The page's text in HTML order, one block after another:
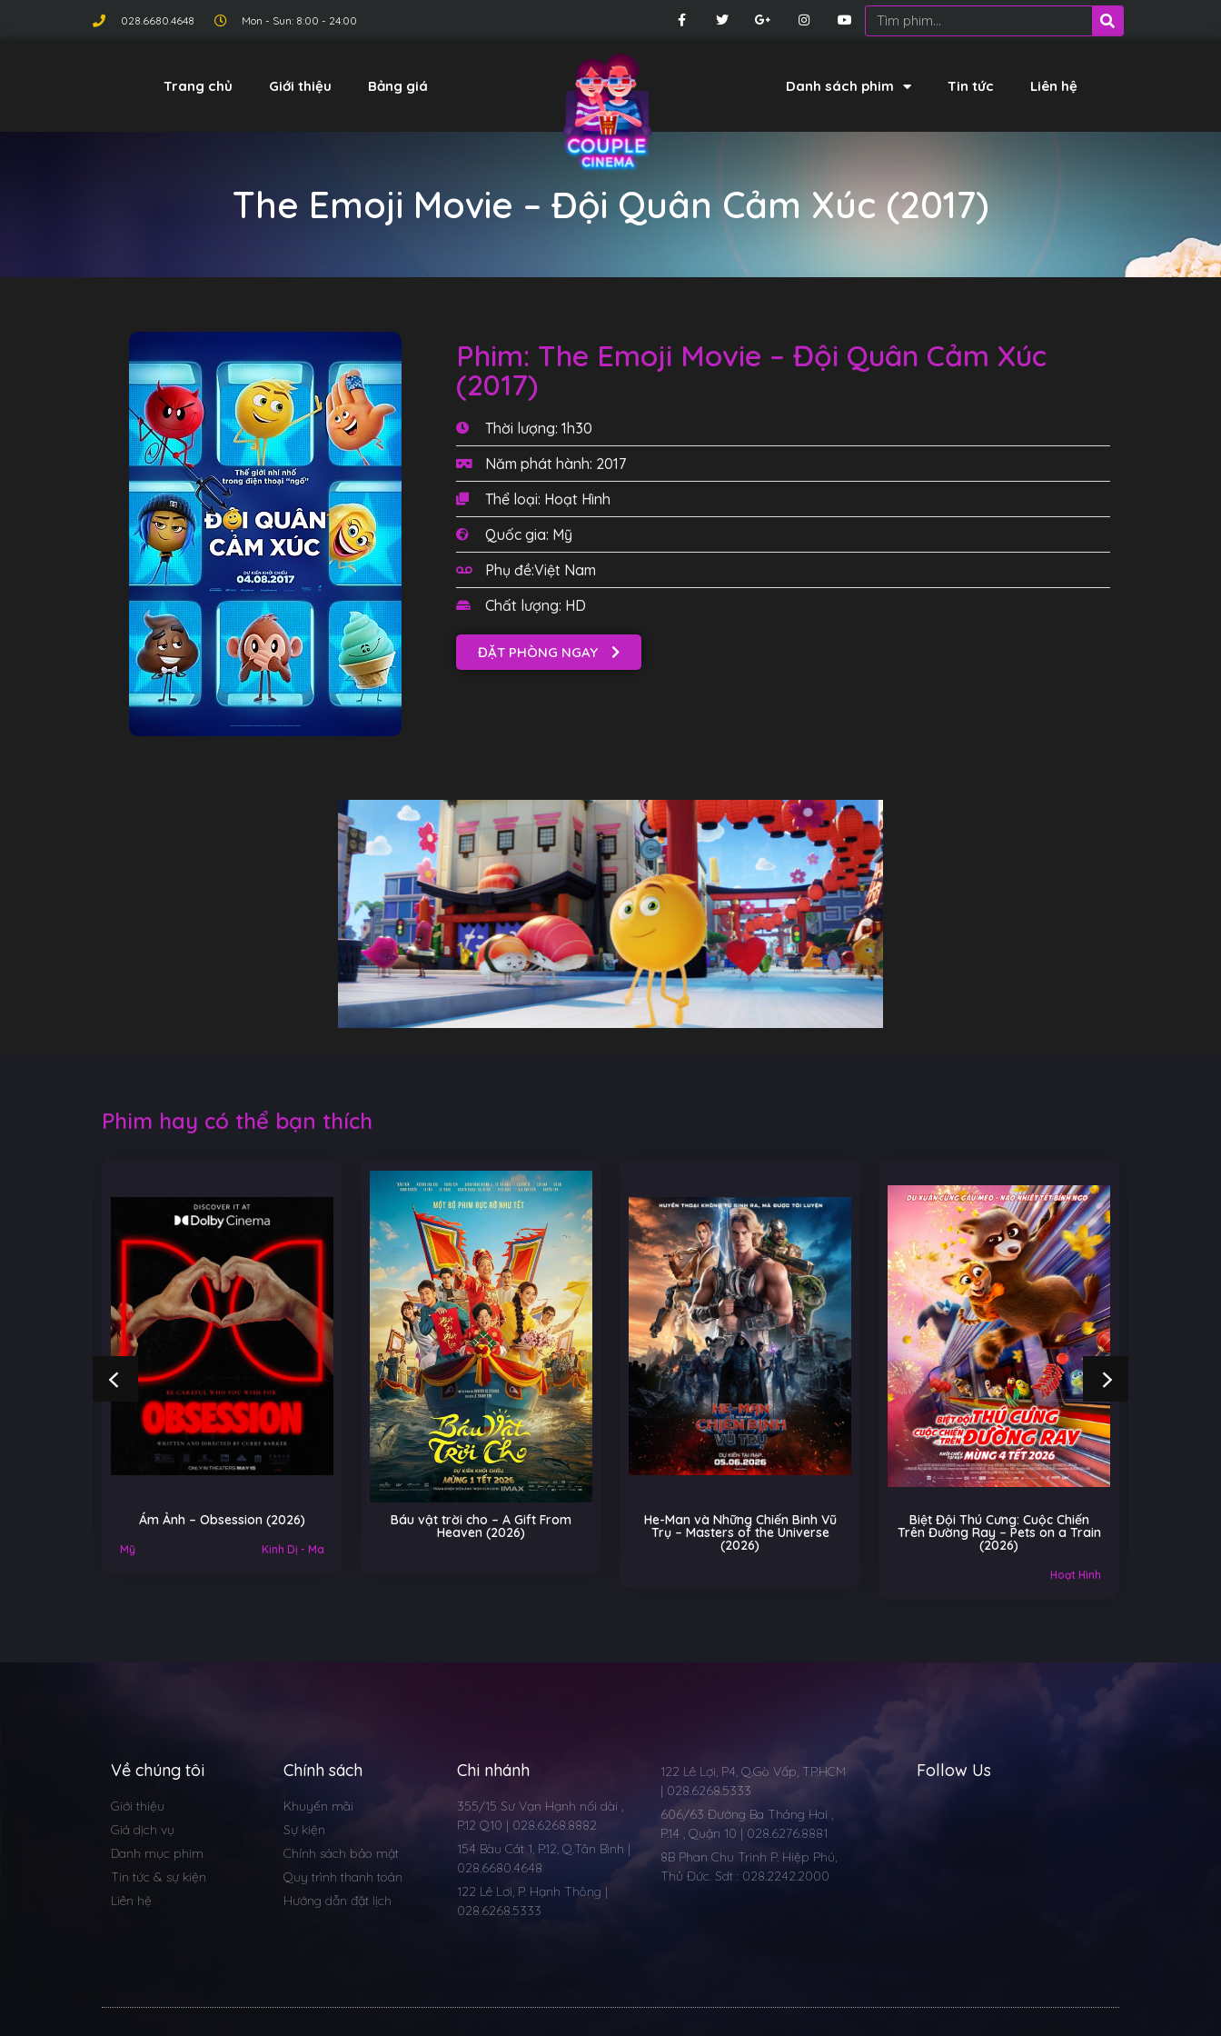
028.6680.4648 Mon - Sun: 8:00 - 24:00
Trang chủ Giới thiệu Bảng giá Danh sách phim Tin tức Liên hệ
The Emoji Movie – Đội Quân Cảm Xúc (2017)
Phim: The Emoji Movie – Đội Quân Cảm Xúc
(2017)
Thời lượng: 1h30
Năm phát hành: 2017
Thể loại: Hoạt Hình
Quốc gia: Mỹ
Phụ đề:Việt Nam
Chất lượng: HD
ĐẶT PHÒNG NGAY
Phim hay có thể bạn thích
Ám Ảnh – Obsession (2026)
Mỹ Kinh Dị - Ma
Báu vật trời cho – A Gift From
Heaven (2026)
He-Man và Những Chiến Binh Vũ
Trụ – Masters of the Universe
(2026)
Biệt Đội Thú Cưng: Cuộc Chiến
Trên Đường Ray – Pets on a Train
(2026)
Hoạt Hình
Về chúng tôi
Giới thiệu
Giá dịch vụ
Danh mục phim
Tin tức & sự kiện
Liên hệ
Chính sách
Khuyến mãi
Sự kiện
Chính sách bảo mật
Quy trình thanh toán
Hướng dẫn đặt lịch
Chi nhánh
355/15 Sư Vạn Hạnh nối dài ,
P.12 Q10 | 028.6268.8882
154 Bàu Cát 1, P.12, Q.Tân Bình |
028.6680.4648
122 Lê Lơi, P. Hạnh Thông |
028.6268.5333
122 Lê Lợi, P4, Q.Gò Vấp, TP.HCM
| 028.6268.5333
606/63 Đường Ba Tháng Hai ,
P.14 , Quận 10 | 028.6276.8881
8B Phan Chu Trinh P. Hiệp Phú,
Thủ Đức. Sdt : 028.2242.2000
Follow Us